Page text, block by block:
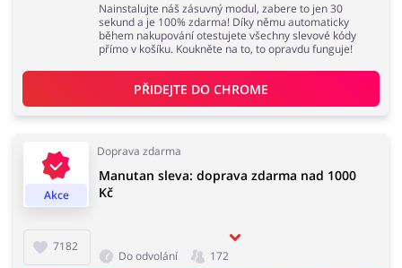
Akce
Doprava zdarma
7182
Manutan sleva: doprava zdarma nad 1000
Kč
Do odvolání 172
Nainstalujte náš zásuvný modul, zabere to jen 30
sekund a je 100% zdarma! Díky němu automaticky
během nakupování otestujete všechny slevové kódy
přímo v košíku. Koukněte na to, to opravdu funguje!
PŘIDEJTE DO CHROME